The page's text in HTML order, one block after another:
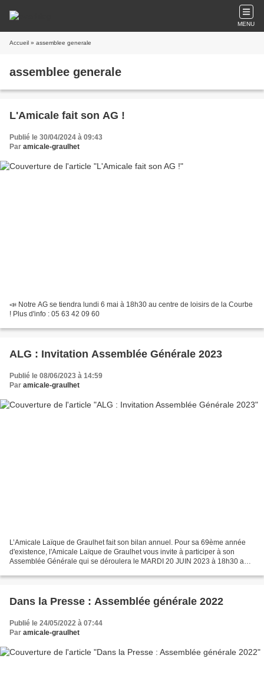
MENU
Accueil » assemblee generale
assemblee generale
L'Amicale fait son AG !
Publié le 30/04/2024 à 09:43
Par amicale-graulhet
📣 Notre AG se tiendra lundi 6 mai à 18h30 au centre de loisirs de la Courbe
! Plus d'info : 05 63 42 09 60
ALG : Invitation Assemblée Générale 2023
Publié le 08/06/2023 à 14:59
Par amicale-graulhet
L’Amicale Laïque de Graulhet fait son bilan annuel. Pour sa 69ème année
d'existence, l'Amicale Laïque de Graulhet vous invite à participer à son
Assemblée Générale qui se déroulera le MARDI 20 JUIN 2023 à 18h30 au
Dans la Presse : Assemblée générale 2022
Publié le 24/05/2022 à 07:44
Par amicale-graulhet